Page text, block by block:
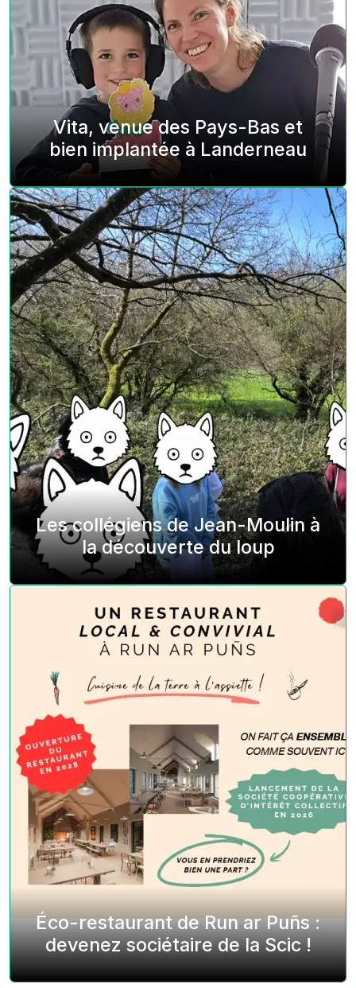
Vita, venue des Pays-Bas et
bien implantée à Landerneau
Les collégiens de Jean-Moulin à
la découverte du loup
Éco-restaurant de Run ar Puñs :
devenez sociétaire de la Scic !